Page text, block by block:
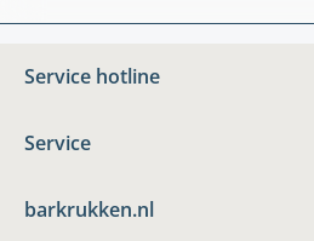
Service hotline
Service
barkrukken.nl